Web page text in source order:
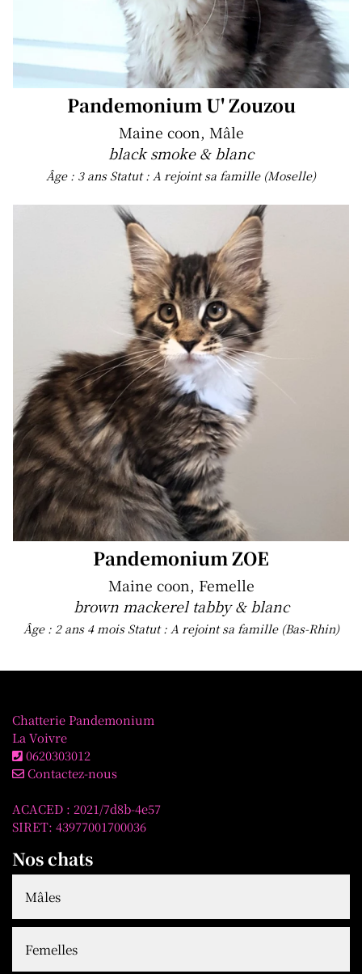
Pandemonium U' Zouzou
Maine coon, Mâle
black smoke & blanc
Âge : 3 ans Statut : A rejoint sa famille (Moselle)
Pandemonium ZOE
Maine coon, Femelle
brown mackerel tabby & blanc
Âge : 2 ans 4 mois Statut : A rejoint sa famille (Bas-Rhin)
Chatterie Pandemonium
La Voivre
0620303012
Contactez-nous
ACACED : 2021/7d8b-4e57
SIRET: 43977001700036
Nos chats
Mâles
Femelles